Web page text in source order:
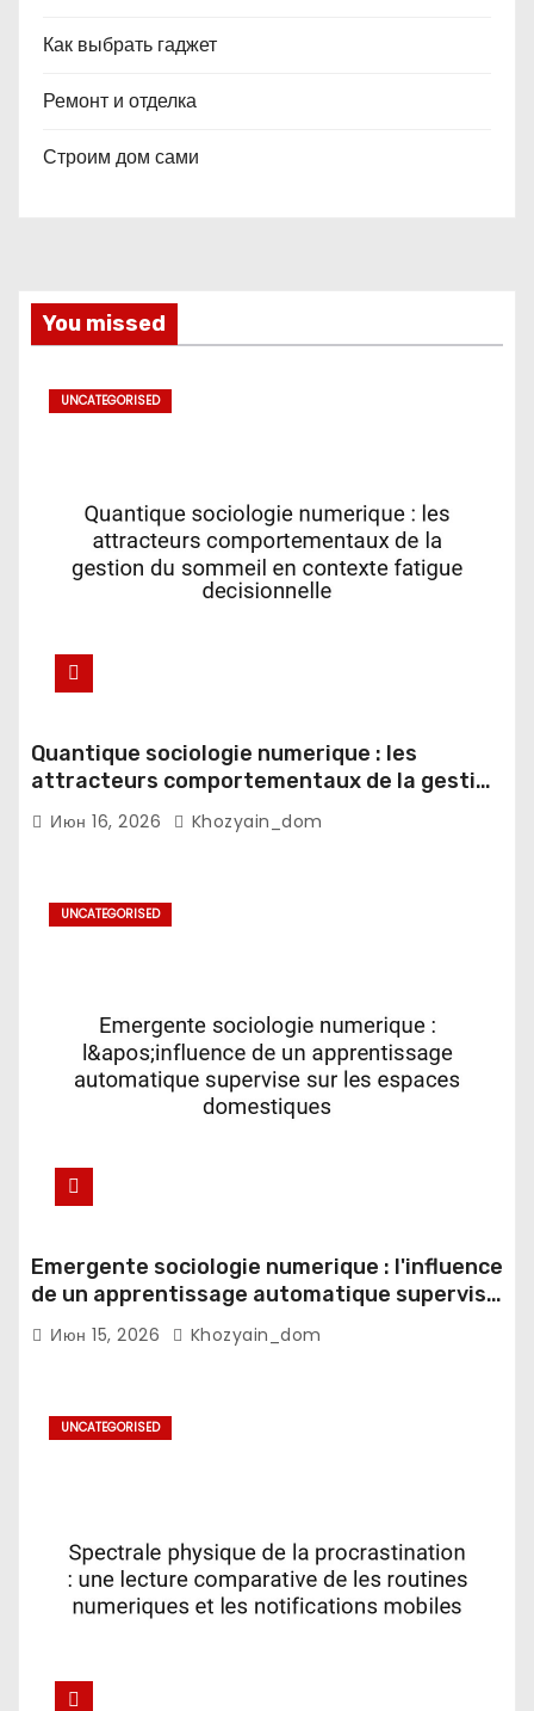
Как выбрать гаджет
Ремонт и отделка
Строим дом сами
You missed
UNCATEGORISED
Quantique sociologie numerique : les
attracteurs comportementaux de la gestion
du sommeil en contexte fatigue
decisionnelle
Июн 16, 2026 Khozyain_dom
UNCATEGORISED
Emergente sociologie numerique : l'influence
de un apprentissage automatique supervise
sur les espaces domestiques
Июн 15, 2026 Khozyain_dom
UNCATEGORISED